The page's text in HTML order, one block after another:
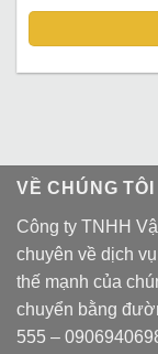
VỀ CHÚNG TÔI
Công ty TNHH
chuyên về dịch
thế mạnh của
chuyển bằng
555 –